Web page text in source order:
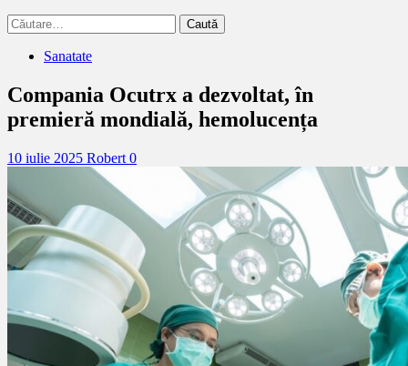
Caută
după:
Sanatate
Compania Ocutrx a dezvoltat, în
premieră mondială, hemolucența
10 iulie 2025 Robert 0